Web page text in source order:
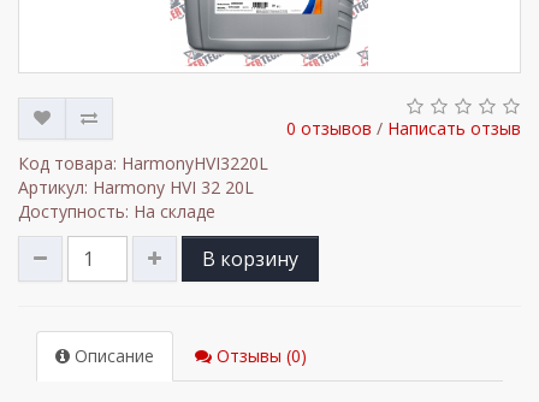
0 отзывов / Написать отзыв
Код товара: HarmonyHVI3220L
Артикул: Harmony HVI 32 20L
Доступность: На складе
В корзину
Описание Отзывы (0)